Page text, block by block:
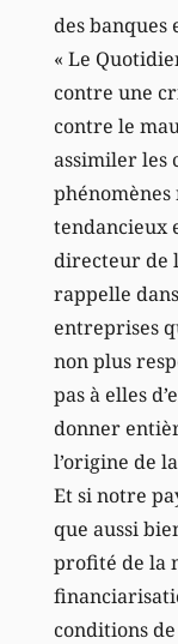
des banques
« Le
contre une
contre le
assimiler les
tendancieux
directeur de
rappelle
entreprises
non plus
pas à elles
donner
l’origine de
Et si notre
que aussi
profité de la
conditions